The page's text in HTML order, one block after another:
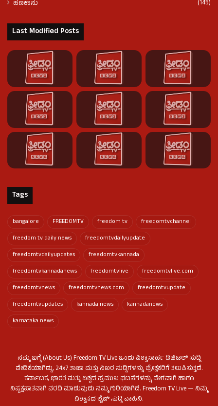
ಹಣಕಾಸು (145)
Last Modified Posts
Tags
bangalore FREEDOMTV freedom tv
freedomtvchannel
freedom tv daily news
freedomtvdailyupdate
freedomtvdailyupdates
freedomtvkannada
freedomtvkannadanews
freedomtvlive
freedomtvlive.com
freedomtvnews
freedomtvnews.com
freedomtvupdate
freedomtvupdates
kannada news
kannadanews
karnataka news
ನಮ್ಮ ಬಗ್ಗೆ (About Us) Freedom TV Live ಒಂದು ವಿಶ್ವಾಸಾರ್ಹ ಡಿಜಿಟಲ್ ಸುದ್ದಿ
ವೇದಿಕೆಯಾಗಿದ್ದು, 24x7 ತಾಜಾ ಮತ್ತು ನಿಖರ ಸುದ್ದಿಗಳನ್ನು ಪ್ರೇಕ್ಷಕರಿಗೆ ತಲುಪಿಸುತ್ತದೆ.
ಕರ್ನಾಟಕ, ಭಾರತ ಮತ್ತು ವಿಶ್ವದ ಪ್ರಮುಖ ಘಟನೆಗಳನ್ನು ವೇಗವಾಗಿ ಹಾಗೂ
ನಿಷ್ಪಕ್ಷಪಾತವಾಗಿ ವರದಿ ಮಾಡುವುದು ನಮ್ಮ ಗುರಿಯಾಗಿದೆ. Freedom TV Live — ನಿಮ್ಮ
ವಿಶ್ವಾಸದ ಲೈವ್ ಸುದ್ದಿ ವಾಹಿನಿ.